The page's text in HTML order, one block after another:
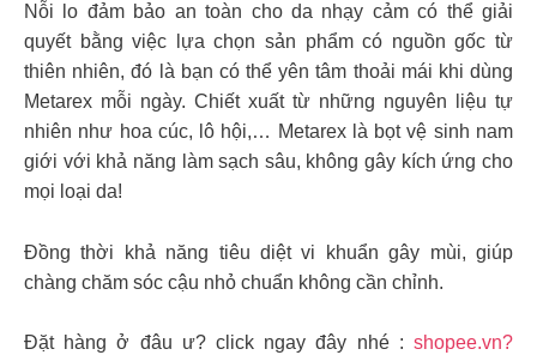
Nỗi lo đảm bảo an toàn cho da nhạy cảm có thể giải
quyết bằng việc lựa chọn sản phẩm có nguồn gốc từ
thiên nhiên, đó là bạn có thể yên tâm thoải mái khi dùng
Metarex mỗi ngày. Chiết xuất từ những nguyên liệu tự
nhiên như hoa cúc, lô hội,… Metarex là bọt vệ sinh nam
giới với khả năng làm sạch sâu, không gây kích ứng cho
mọi loại da!
Đồng thời khả năng tiêu diệt vi khuẩn gây mùi, giúp
chàng chăm sóc cậu nhỏ chuẩn không cần chỉnh.
Đặt hàng ở đâu ư? click ngay đây nhé : shopee.vn?